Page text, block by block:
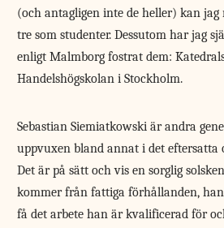
(och antagligen inte de heller) kan
tre som studenter. Dessutom har jag
enligt Malmborg fostrat dem:
Handelshögskolan i Stockholm.
Sebastian Siemiatkowski är andra
uppvuxen bland annat i det eftersatta
Det är på sätt och vis en sorglig
kommer från fattiga förhållanden,
få det arbete han är kvalificerad för